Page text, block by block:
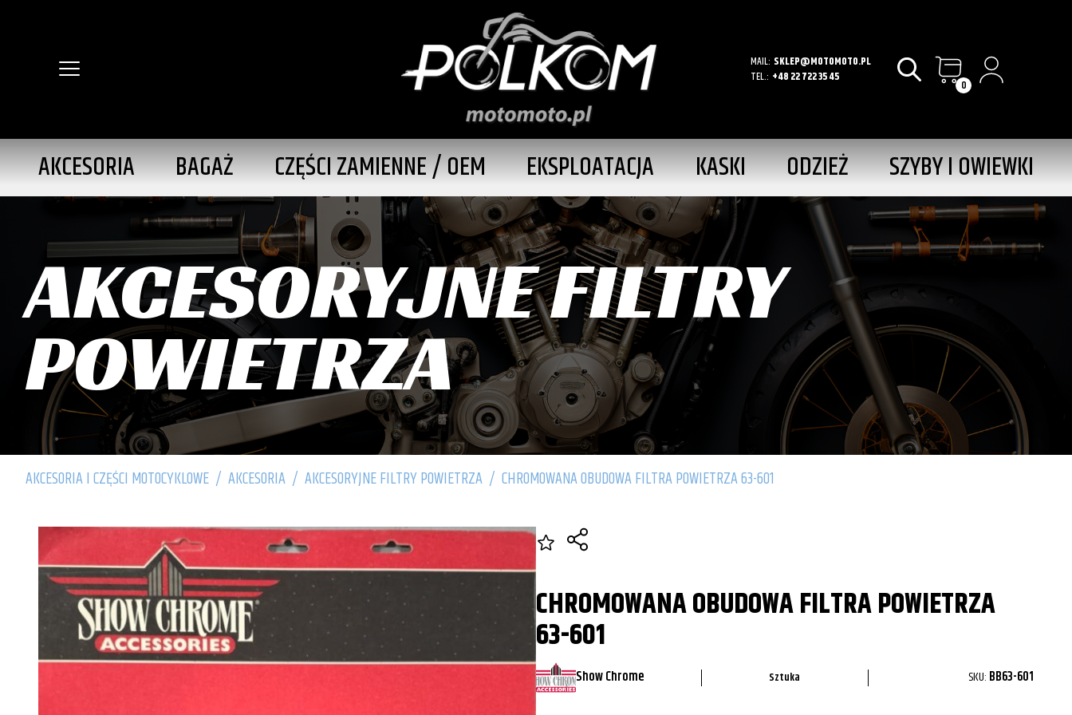
MAIL: SKLEP@MOTOMOTO.PL
TEL.: +48 22 722 35 45 0
AKCESORIA BAGAŻ CZĘŚCI ZAMIENNE / OEM EKSPLOATACJA KASKI ODZIEŻ SZYBY I OWIEWKI
AKCESORYJNE FILTRY
POWIETRZA
AKCESORIA I CZĘŚCI MOTOCYKLOWE / AKCESORIA / AKCESORYJNE FILTRY POWIETRZA / CHROMOWANA OBUDOWA FILTRA POWIETRZA 63-601
CHROMOWANA OBUDOWA FILTRA POWIETRZA
63-601
Show Chrome Sztuka SKU: BB63-601